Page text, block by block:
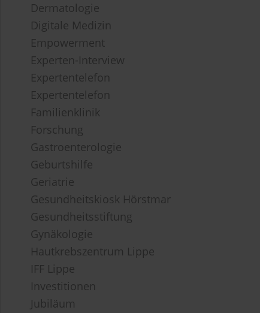
Dermatologie
Digitale Medizin
Empowerment
Experten-Interview
Expertentelefon
Expertentelefon
Familienklinik
Forschung
Gastroenterologie
Geburtshilfe
Geriatrie
Gesundheitskiosk Hörstmar
Gesundheitsstiftung
Gynäkologie
Hautkrebszentrum Lippe
IFF Lippe
Investitionen
Jubiläum